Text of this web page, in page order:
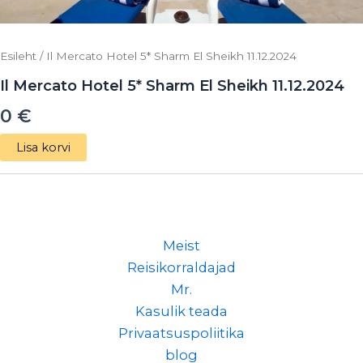
Esileht / Il Mercato Hotel 5* Sharm El Sheikh 11.12.2024
Il Mercato Hotel 5* Sharm El Sheikh 11.12.2024
0 €
Lisa korvi
Meist
Reisikorraldajad
Mr.
Kasulik teada
Privaatsuspoliitika
blog